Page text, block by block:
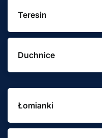
Teresin
Duchnice
Łomianki